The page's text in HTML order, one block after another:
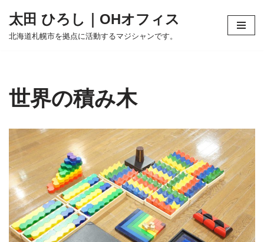
コ
ツ
へ
キ
ッ
プ
太田 ひろし｜OHオフィス
北海道札幌市を拠点に活動するマジシャンです。
世界の積み木